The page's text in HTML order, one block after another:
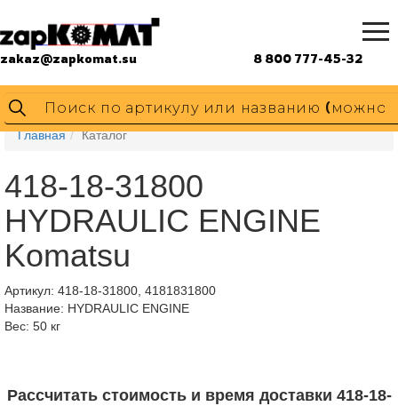
zakaz@zapkomat.su 8 800 777-45-32
Главная Каталог
418-18-31800
HYDRAULIC ENGINE
Komatsu
Артикул: 418-18-31800, 4181831800
Название: HYDRAULIC ENGINE
Вес: 50 кг
Рассчитать стоимость и время доставки 418-18-